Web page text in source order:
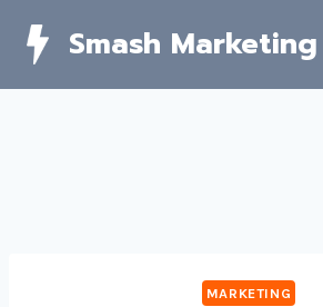
Smash Marketing
MARKETING